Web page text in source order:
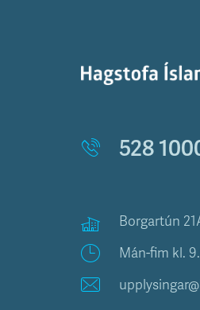
528
Borgartún
Mán-fim kl.